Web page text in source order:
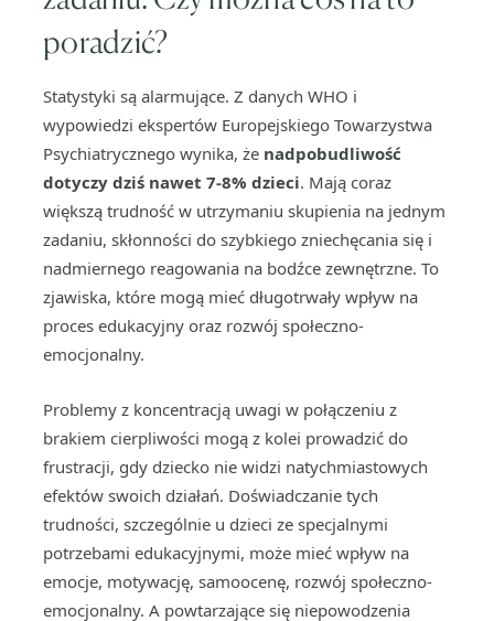
poradzić?
Statystyki są alarmujące. Z danych WHO i
wypowiedzi ekspertów Europejskiego Towarzystwa
Psychiatrycznego wynika, że nadpobudliwość
dotyczy dziś nawet 7-8% dzieci. Mają coraz
większą trudność w utrzymaniu skupienia na jednym
zadaniu, skłonności do szybkiego zniechęcania się i
nadmiernego reagowania na bodźce zewnętrzne. To
zjawiska, które mogą mieć długotrwały wpływ na
proces edukacyjny oraz rozwój społeczno-
emocjonalny.
Problemy z koncentracją uwagi w połączeniu z
brakiem cierpliwości mogą z kolei prowadzić do
frustracji, gdy dziecko nie widzi natychmiastowych
efektów swoich działań. Doświadczanie tych
trudności, szczególnie u dzieci ze specjalnymi
potrzebami edukacyjnymi, może mieć wpływ na
emocje, motywację, samoocenę, rozwój społeczno-
emocjonalny. A powtarzające się niepowodzenia